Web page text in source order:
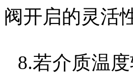
阀开启的灵活
8.若介质温